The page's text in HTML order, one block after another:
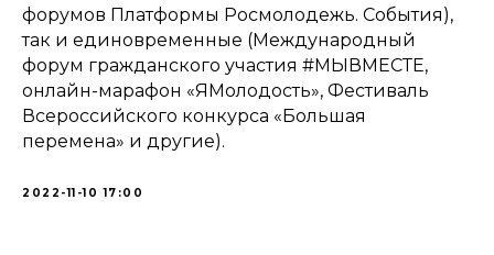
форумов Платформы Росмолодежь. События),
так и единовременные (Международный
форум гражданского участия #МЫВМЕСТЕ,
онлайн-марафон «ЯМолодость», Фестиваль
Всероссийского конкурса «Большая
перемена» и другие).
2022-11-10 17:00